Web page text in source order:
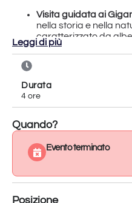
Visita guidata ai
nella storia e nella
caratterizzato da
Europa.
sperimentale, situato
altitudine, nel cuore
Degustazione di vini:
climatiche estreme,
freschezza e
Dettagli:
Periodo:Tutti i
Durata:Circa 4 ore.
Luogo:
Leggi di più
Durata
4 ore
Quando?
Evento terminato
Posizione